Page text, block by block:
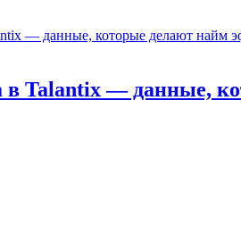
в Talantix — данные,